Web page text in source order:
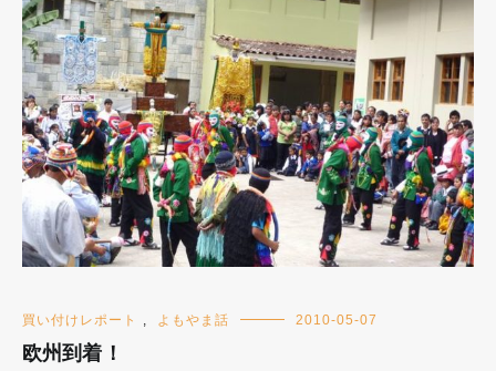
買い付けレポート よもやま話 2010-05-07
欧州到着！